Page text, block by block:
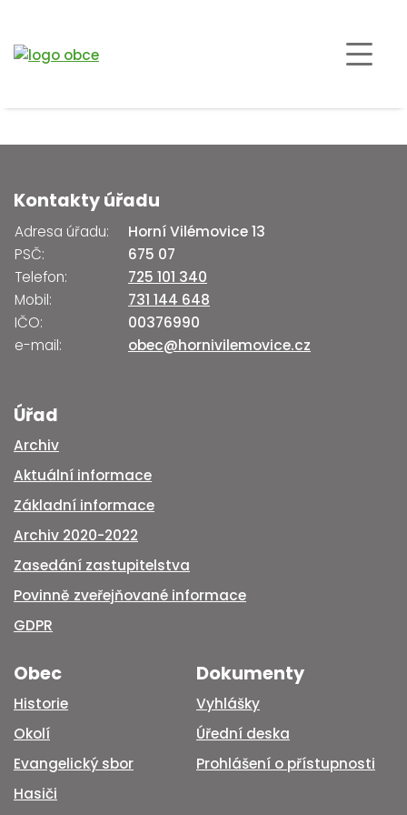
Kontakty úřadu
Adresa úřadu:
Horní Vilémovice 13
PSČ:
675 07
Telefon:
725 101 340
Mobil:
731 144 648
IČO:
00376990
e-mail:
obec@hornivilemovice.cz
Úřad
Archiv
Aktuální informace
Základní informace
Archiv 2020-2022
Zasedání zastupitelstva
Povinně zveřejňované informace
GDPR
Obec
Historie
Okolí
Evangelický sbor
Hasiči
Dokumenty
Vyhlášky
Úřední deska
Prohlášení o přístupnosti